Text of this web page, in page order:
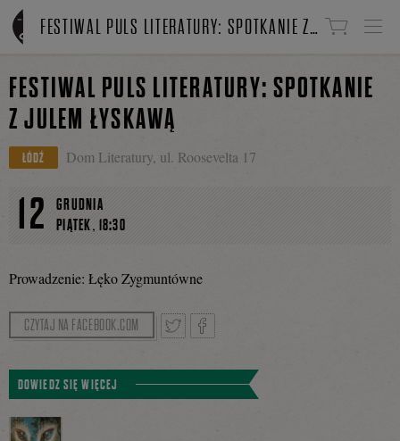
Linki do przejścia
FESTIWAL PULS LITERATURY: SPOTKANIE Z JULEM ŁYSKAWĄ
FESTIWAL PULS LITERATURY: SPOTKANIE
Z JULEM ŁYSKAWĄ
ŁÓDŹ Dom Literatury, ul. Roosevelta 17
12
GRUDNIA
PIĄTEK, 18:30
Prowadzenie: Łęko Zygmuntówne
CZYTAJ NA FACEBOOK.COM
TweetnijPodziel
DOWIEDZ SIĘ WIĘCEJ